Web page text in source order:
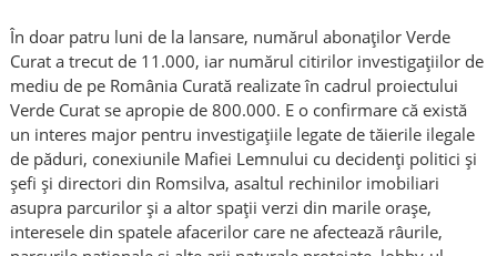
În doar patru luni de la lansare, numărul abonaților Verde
Curat a trecut de 11.000, iar numărul citirilor investigațiilor de
mediu de pe România Curată realizate în cadrul proiectului
Verde Curat se apropie de 800.000. E o confirmare că există
un interes major pentru investigațiile legate de tăierile ilegale
de păduri, conexiunile Mafiei Lemnului cu decidenți politici și
șefi și directori din Romsilva, asaltul rechinilor imobiliari
asupra parcurilor și a altor spații verzi din marile orașe,
interesele din spatele afacerilor care ne afectează râurile,